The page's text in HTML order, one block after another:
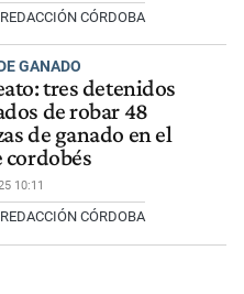
CÓRDOBA
GANADO
tres detenidos
de robar 48
de ganado en el
10:11
CÓRDOBA